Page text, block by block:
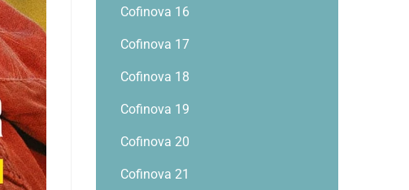
Cofinova 16
Cofinova 17
Cofinova 18
Cofinova 19
Cofinova 20
Cofinova 21